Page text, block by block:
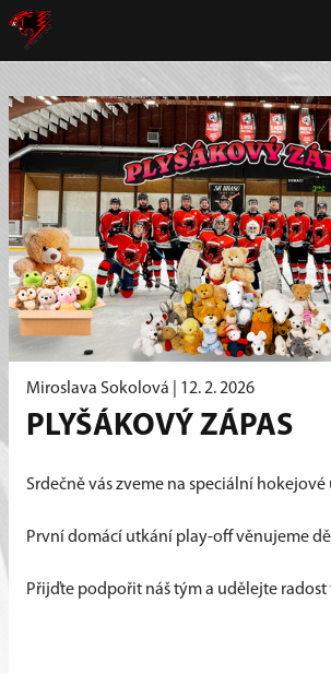
Miroslava Sokolová | 12. 2. 2026
PLYŠÁKOVÝ ZÁPAS
Srdečně vás zveme na speciální hokejové
První domácí utkání play-off věnujeme
Přijďte podpořit náš tým a udělejte